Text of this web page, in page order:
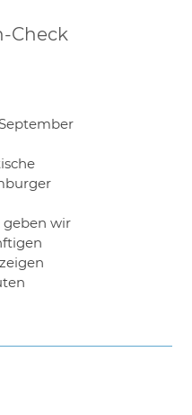
Check
geben wir